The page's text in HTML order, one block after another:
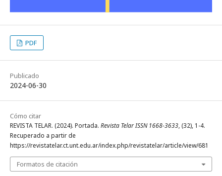
PDF
Publicado
2024-06-30
Cómo citar
REVISTA TELAR. (2024). Portada. Revista Telar ISSN 1668-3633, (32), 1-4.
Recuperado a partir de
https://revistatelar.ct.unt.edu.ar/index.php/revistatelar/article/view/681
Formatos de citación